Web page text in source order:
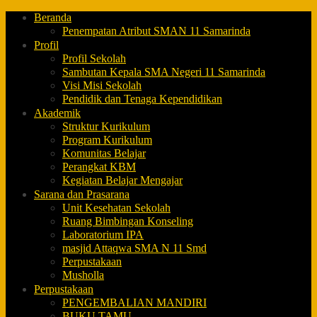
Beranda
Penempatan Atribut SMAN 11 Samarinda
Profil
Profil Sekolah
Sambutan Kepala SMA Negeri 11 Samarinda
Visi Misi Sekolah
Pendidik dan Tenaga Kependidikan
Akademik
Struktur Kurikulum
Program Kurikulum
Komunitas Belajar
Perangkat KBM
Kegiatan Belajar Mengajar
Sarana dan Prasarana
Unit Kesehatan Sekolah
Ruang Bimbingan Konseling
Laboratorium IPA
masjid Attaqwa SMA N 11 Smd
Perpustakaan
Musholla
Perpustakaan
PENGEMBALIAN MANDIRI